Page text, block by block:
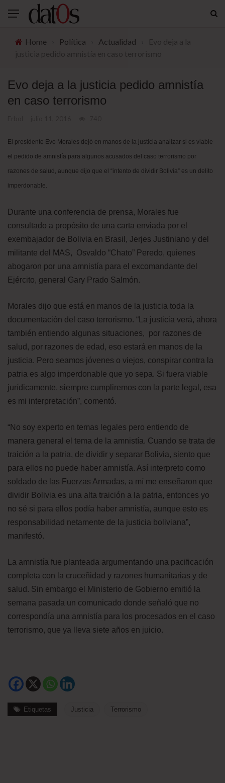
Home Política Actualidad
Evo deja a la justicia pedido amnistía
en caso terrorismo
El presidente Evo Morales dejó en manos de la justicia analizar si es viable
el pedido de amnistía para algunos acusados del caso terrorismo por
razones de salud, aunque dijo que el “intento de dividir Bolivia” es un delito
imperdonable.
Durante una conferencia de prensa, Morales fue
consultado a propósito de una carta enviada por el
exembajador de Bolivia en Brasil, Jerjes Justiniano y del
militante del MAS, Osvaldo “Chato” Peredo, quienes
abogaron por una amnistía para el excomandante del
Ejército, general Gary Prado Salmón.
Morales dijo que está en manos de la justicia toda la
documentación del caso terrorismo. “La justicia verá, ahora
también entiendo algunas situaciones, por razones de
salud, por razones de edad, eso estará en manos de la
justicia. Pero seamos jóvenes o viejos, conspirar contra la
patria es algo imperdonable que yo sepa. Si fuera viable
jurídicamente, siempre cumpliremos con la parte legal, esa
es mi interpretación”, comentó.
“No soy experto en temas legales pero entiendo de
manera general el tema de la amnistía. Cuando se trata de
traición a la patria, de dividir y separar Bolivia, siento que
para ellos no puede haber amnistía. Así interpreto como
soldado de las Fuerzas Armadas, a mí me enseñaron que
dividir Bolivia es una alta traición a la patria, entonces yo
no sé si para ellos podía haber amnistía, aunque esto es
responsabilidad netamente de la justicia boliviana”,
manifestó.
La amnistía fue planteada argumentando una pacificación
completa con la cruceñidad y razones humanitarias y de
salud. Sin embargo el Ministerio de Gobierno emitió la
semana pasada un comunicado donde señaló que no
correspondía una amnistía para los procesados en el caso
terrorismo, que ya lleva siete años en juicio.
Etiquetas Justicia Terrorismo